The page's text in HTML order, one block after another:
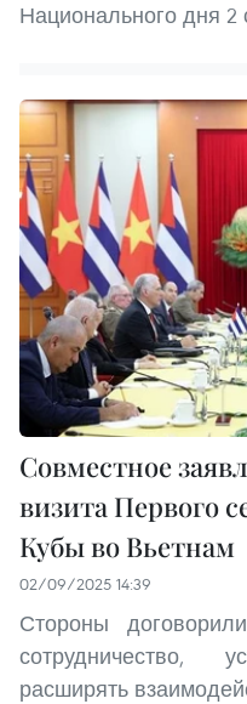
Национального дня 2
Совместное
визита Первого
Кубы во Вьетнам
02/09/2025 14:39
Стороны
сотрудничество,
расширять